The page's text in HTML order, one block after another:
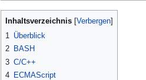
Zur
Navigation
Zur
Suche
Inhaltsverzeichnis
1 Überblick
2 BASH
3 C/C++
4 ECMAScript